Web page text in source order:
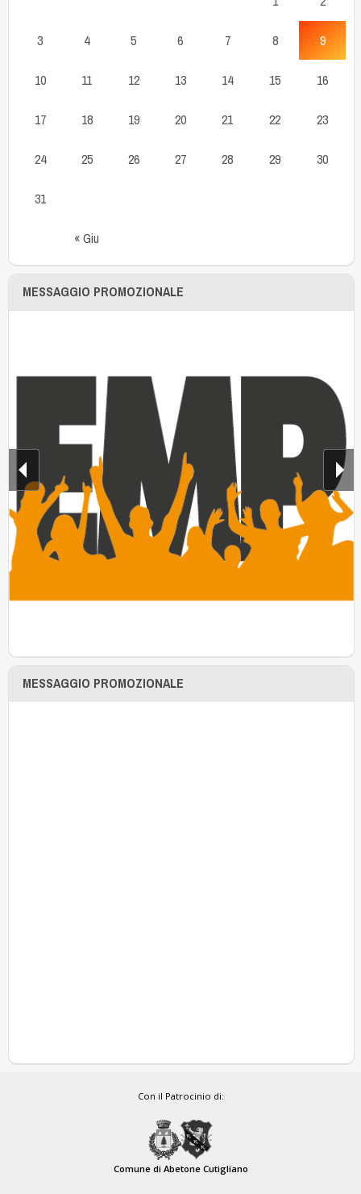
« Giu
3 4 5 6 7 8 9
10 11 12 13 14 15 16
17 18 19 20 21 22 23
24 25 26 27 28 29 30
31
MESSAGGIO PROMOZIONALE
MESSAGGIO PROMOZIONALE
Con il Patrocinio di:
Comune di Abetone Cutigliano